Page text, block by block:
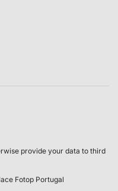
provide your data to third
Fotop Portugal